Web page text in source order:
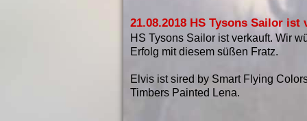
21.08.2018 HS Tysons Sailor ist
HS Tysons Sailor ist verkauft. Wir
Erfolg mit diesem süßen Fratz.
Elvis ist sired by Smart Flying
Timbers Painted Lena.